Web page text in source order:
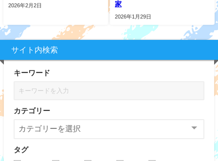
2026年2月2日
家
2026年1月29日
サイト内検索
キーワード
カテゴリー
タグ